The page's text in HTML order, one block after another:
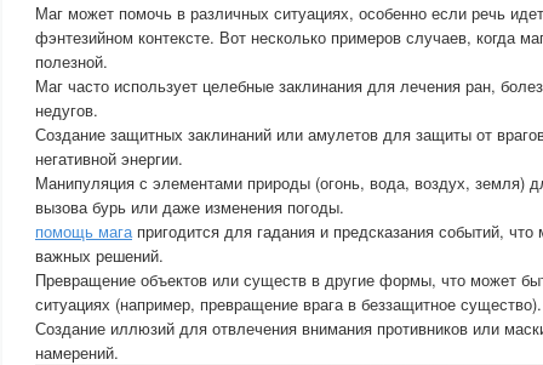
Маг может помочь в различных ситуациях, особенно если речь
фэнтезийном контексте. Вот несколько примеров случаев, когда
полезной.
Маг часто использует целебные заклинания для лечения ран,
недугов.
Создание защитных заклинаний или амулетов для защиты от
негативной энергии.
Манипуляция с элементами природы (огонь, вода, воздух, земля)
вызова бурь или даже изменения погоды.
помощь магапригодится для гадания и предсказания событий,
важных решений.
Превращение объектов или существ в другие формы, что может
ситуациях (например, превращение врага в беззащитное существо).
Создание иллюзий для отвлечения внимания противников или
намерений.